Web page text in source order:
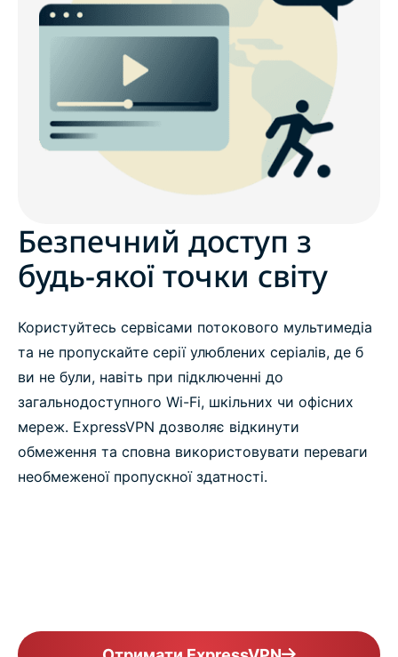
Безпечний доступ з
будь-якої точки світу
Користуйтесь сервісами потокового мультимедіа
та не пропускайте серії улюблених серіалів, де б
ви не були, навіть при підключенні до
загальнодоступного Wi-Fi, шкільних чи офісних
мереж. ExpressVPN дозволяє відкинути
обмеження та сповна використовувати переваги
необмеженої пропускної здатності.